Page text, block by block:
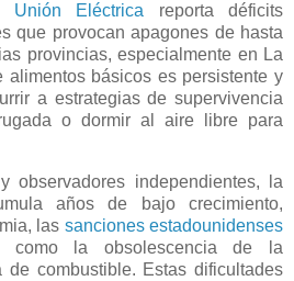
Unión Eléctrica reporta déficits
que provocan apagones de hasta
provincias, especialmente en La
alimentos básicos es persistente y
a estrategias de supervivencia
o dormir al aire libre para
observadores independientes, la
años de bajo crecimiento,
las sanciones estadounidenses
como la obsolescencia de la
de combustible. Estas dificultades